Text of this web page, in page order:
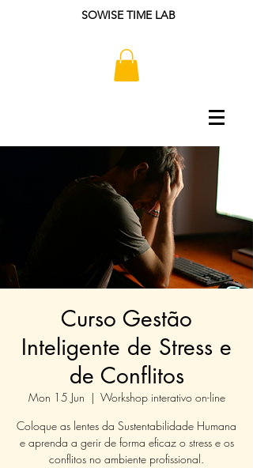
SOWISE TIME LAB
Curso Gestão
Inteligente de Stress e
de Conflitos
Mon 15 Jun
  |
Workshop interativo on-line
Coloque as lentes da Sustentabilidade Humana
e aprenda a gerir de forma eficaz o stress e os
conflitos no ambiente profissional.